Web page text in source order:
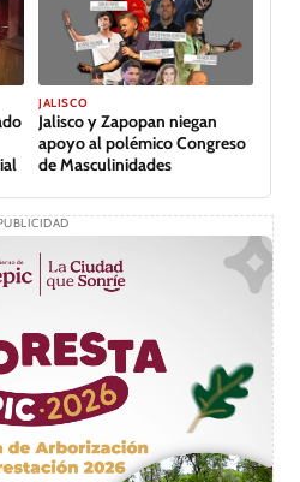
JALISCO
Jalisco y Zapopan niegan
apoyo al polémico Congreso
de Masculinidades